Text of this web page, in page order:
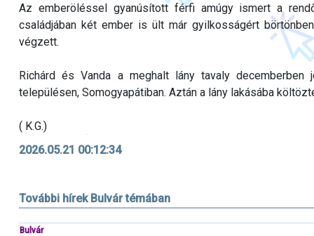
Az emberöléssel gyanúsított férfi amúgy ismert a
családjában két ember is ült már gyilkosságért
végzett.
Richárd és Vanda a meghalt lány tavaly
településen, Somogyapátiban. Aztán a lány lakásába
( K.G.)
2026.05.21 00:12:34
További hírek Bulvár témában
Bulvár